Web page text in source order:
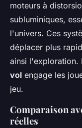
moteurs à
subluminiques,
l'univers. Ces
déplacer plus
ainsi l'exploration.
vol engage les
jeu.
Comparaison
réelles